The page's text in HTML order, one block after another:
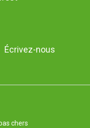
Écrivez-nous
chers